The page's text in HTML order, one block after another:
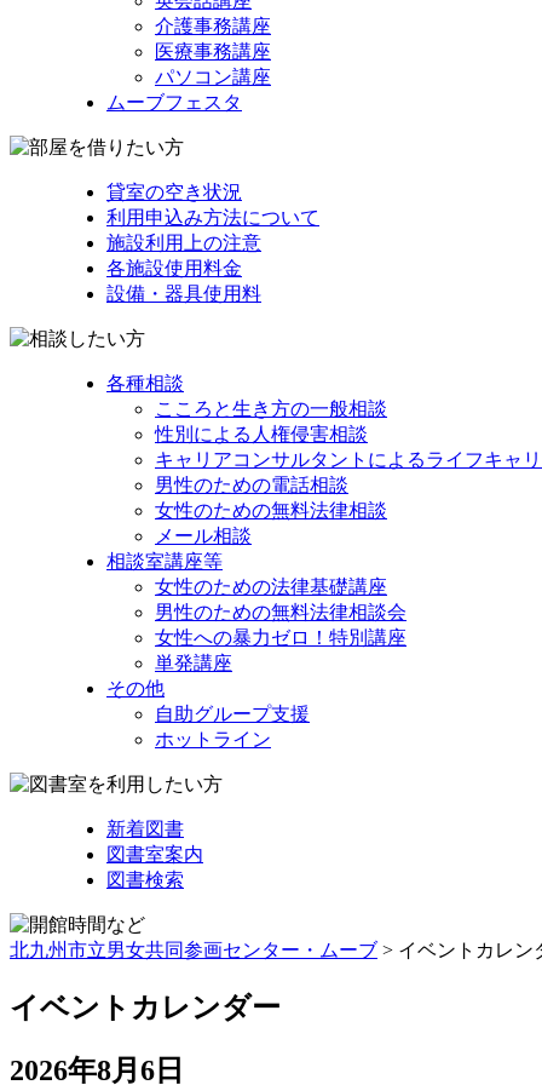
介護事務講座
医療事務講座
パソコン講座
ムーブフェスタ
貸室の空き状況
利用申込み方法について
施設利用上の注意
各施設使用料金
設備・器具使用料
各種相談
こころと生き方の一般相談
性別による人権侵害相談
キャリアコンサルタントによるライフキャ
男性のための電話相談
女性のための無料法律相談
メール相談
相談室講座等
女性のための法律基礎講座
男性のための無料法律相談会
女性への暴力ゼロ！特別講座
単発講座
その他
自助グループ支援
ホットライン
新着図書
図書室案内
図書検索
北九州市立男女共同参画センター・ムーブ > イベントカレン
イベントカレンダー
2026年8月6日